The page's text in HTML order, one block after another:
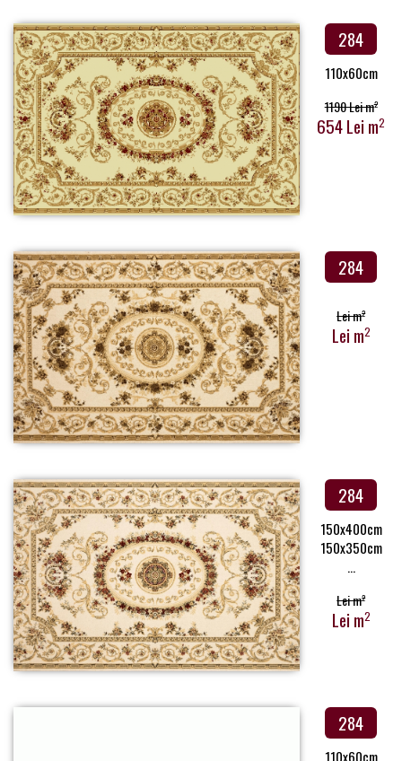
284
110x60cm
1190 Lei m2
654 Lei m2
284
Lei m2
Lei m2
284
150x400cm
150x350cm
...
Lei m2
Lei m2
284
110x60cm